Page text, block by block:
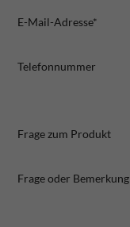
E-Mail-Adresse*
Telefonnummer
Frage zum Produkt
Frage oder Bemerkung